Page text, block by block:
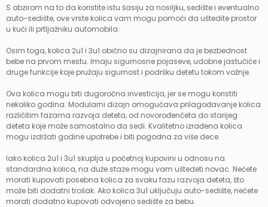
S obzirom na to da koristite istu šasiju za nosiljku, sedište i eventualno
auto-sedište, ove vrste kolica vam mogu pomoći da uštedite prostor
u kući ili prtljažniku automobila.
Osim toga, kolica 2u1 i 3u1 obično su dizajnirana da je bezbednost
bebe na prvom mestu. Imaju sigurnosne pojaseve, udobne jastučiće i
druge funkcije koje pružaju sigurnost i podršku detetu tokom vožnje.
Ova kolica mogu biti dugoročna investicija, jer se mogu koristiti
nekoliko godina. Modularni dizajn omogućava prilagođavanje kolica
različitim fazama razvoja deteta, od novorođenčeta do starijeg
deteta koje može samostalno da sedi. Kvalitetno izrađena kolica
mogu izdržati godine upotrebe i biti pogodna za više dece.
Iako kolica 2u1 i 3u1 skuplja u početnoj kupovini u odnosu na
standardna kolica, na duže staze mogu vam uštedeti novac. Nećete
morati kupovati posebna kolica za svaku fazu razvoja deteta, što
može biti dodatni trošak. Ako kolica 3u1 uključuju auto-sedište, nećete
morati dodatno kupovati odvojeno sedište za bebu.